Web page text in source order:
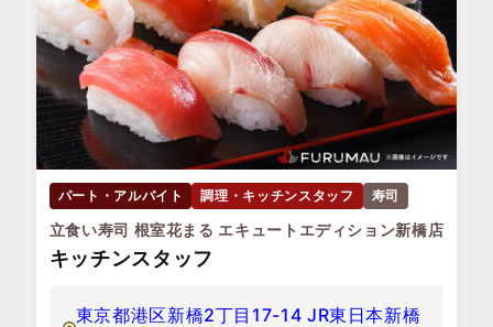
パート・アルバイト 調理・キッチンスタッフ 寿司
立食い寿司 根室花まる エキュートエディション新橋店
キッチンスタッフ
東京都港区新橋2丁目17-14 JR東日本新橋